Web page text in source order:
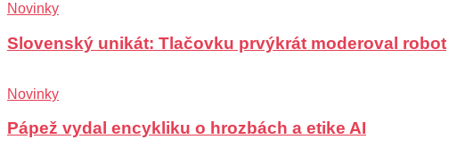
Novinky
Slovenský unikát: Tlačovku prvýkrát moderoval robot
Novinky
Pápež vydal encykliku o hrozbách a etike AI